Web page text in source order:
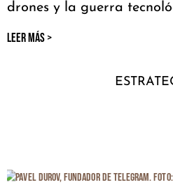
drones y la guerra
LEER MÁS >